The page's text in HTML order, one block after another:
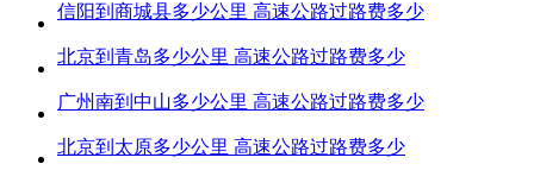
信阳到商城县多少公里 高速公路过路费多少
北京到青岛多少公里 高速公路过路费多少
广州南到中山多少公里 高速公路过路费多少
北京到太原多少公里 高速公路过路费多少